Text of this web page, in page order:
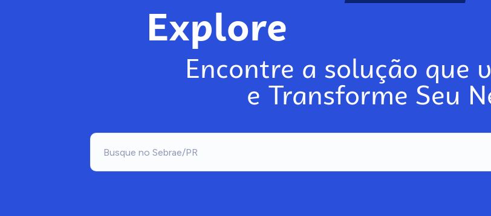
Explore
Encontre a solução que
e Transforme Seu